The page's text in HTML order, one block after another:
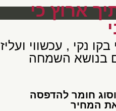
ארוץ כי
נקי , עכשווי ועליז
בנושא השמחה
חומר להדפסה
המחיר